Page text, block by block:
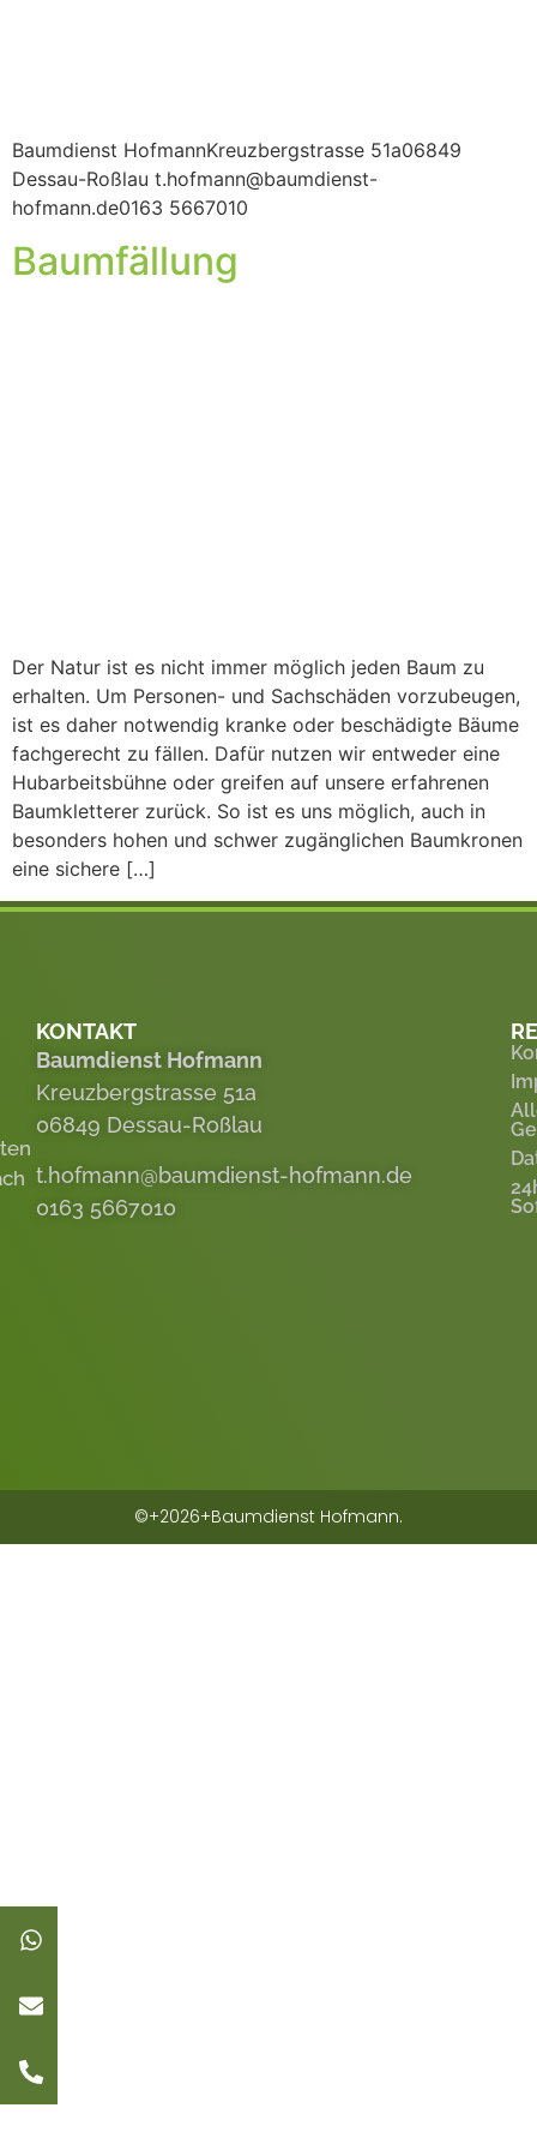
Baumdienst HofmannKreuzbergstrasse 51a06849
Dessau-Roßlau t.hofmann@baumdienst-
hofmann.de0163 5667010
Baumfällung
Der Natur ist es nicht immer möglich jeden Baum zu
erhalten. Um Personen- und Sachschäden vorzubeugen,
ist es daher notwendig kranke oder beschädigte Bäume
fachgerecht zu fällen. Dafür nutzen wir entweder eine
Hubarbeitsbühne oder greifen auf unsere erfahrenen
Baumkletterer zurück. So ist es uns möglich, auch in
besonders hohen und schwer zugänglichen Baumkronen
eine sichere […]
KONTAKT
Baumdienst Hofmann
Kreuzbergstrasse 51a
06849 Dessau-Roßlau
t.hofmann@baumdienst-hofmann.de
0163 5667010
©+2026+Baumdienst Hofmann.